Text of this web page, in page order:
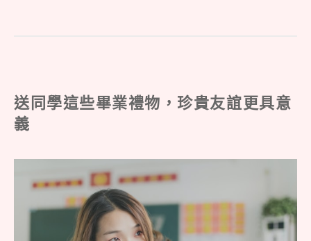
送同學這些畢業禮物，珍貴友誼更具意
義